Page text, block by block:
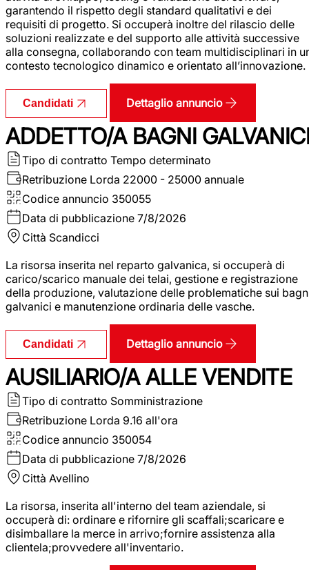
garantendo il rispetto degli standard qualitativi e dei
requisiti di progetto. Si occuperà inoltre del rilascio delle
soluzioni realizzate e del supporto alle attività successive
alla consegna, collaborando con team multidisciplinari in
contesto tecnologico dinamico e orientato all’innovazione.
Candidati Dettaglio annuncio
ADDETTO/A BAGNI
Tipo di contratto Tempo determinato
Retribuzione Lorda 22000 - 25000 annuale
Codice annuncio 350055
Data di pubblicazione 7/8/2026
Città Scandicci
La risorsa inserita nel reparto galvanica, si occuperà di
carico/scarico manuale dei telai, gestione e registrazione
della produzione, valutazione delle problematiche sui
galvanici e manutenzione ordinaria delle vasche.
Candidati Dettaglio annuncio
AUSILIARIO/A ALLE VENDITE
Tipo di contratto Somministrazione
Retribuzione Lorda 9.16 all'ora
Codice annuncio 350054
Data di pubblicazione 7/8/2026
Città Avellino
La risorsa, inserita all'interno del team aziendale, si
occuperà di: ordinare e rifornire gli scaffali;scaricare e
disimballare la merce in arrivo;fornire assistenza alla
clientela;provvedere all'inventario.